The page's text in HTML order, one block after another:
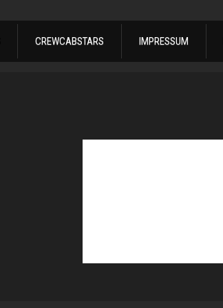
CREWCABSTARS IMPRESSUM